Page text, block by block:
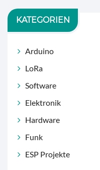
KATEGORIEN
Arduino
LoRa
Software
Elektronik
Hardware
Funk
ESP Projekte